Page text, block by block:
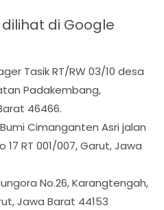
di Google
Tasik RT/RW 03/10 desa
Padakembang,
46466.
Cimanganten Asri jalan
RT 001/007, Garut, Jawa
No.26, Karangtengah,
Jawa Barat 44153